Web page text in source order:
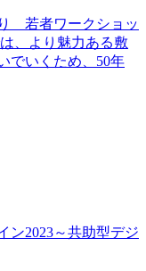
若者ワークショッ
、より魅力ある敷
でいくため、50年
ン2023～共助型デジ